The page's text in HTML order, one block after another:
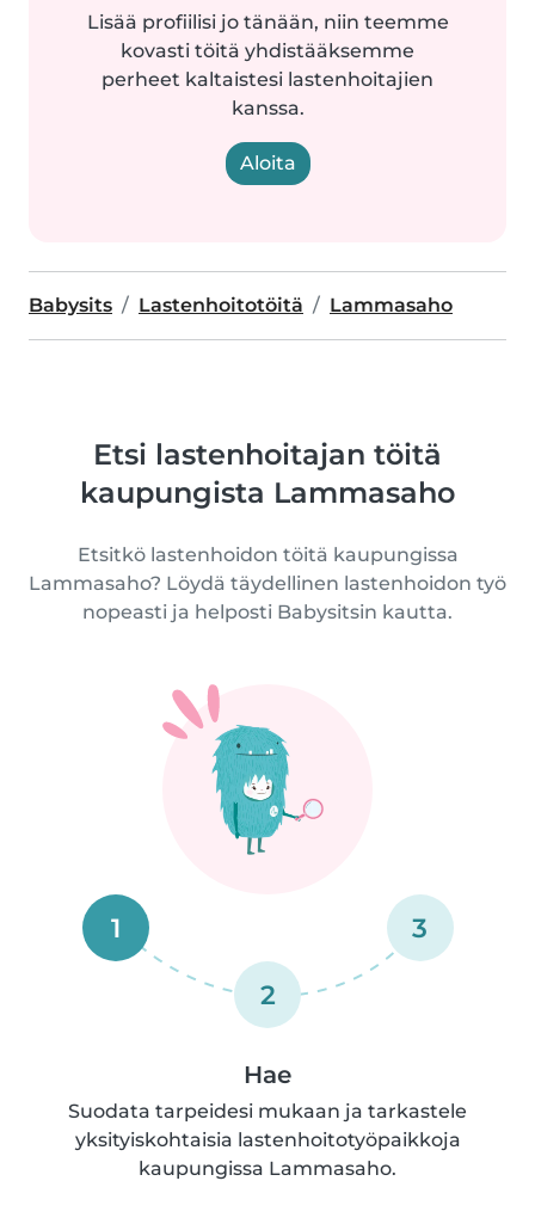
Lisää profiilisi jo tänään, niin teemme
kovasti töitä yhdistääksemme
perheet kaltaistesi lastenhoitajien
kanssa.
Aloita
Babysits Lastenhoitotöitä Lammasaho
Etsi lastenhoitajan töitä
kaupungista Lammasaho
Etsitkö lastenhoidon töitä kaupungissa
Lammasaho? Löydä täydellinen lastenhoidon työ
nopeasti ja helposti Babysitsin kautta.
1
2
3
Hae
Suodata tarpeidesi mukaan ja tarkastele
yksityiskohtaisia lastenhoitotyöpaikkoja
kaupungissa Lammasaho.